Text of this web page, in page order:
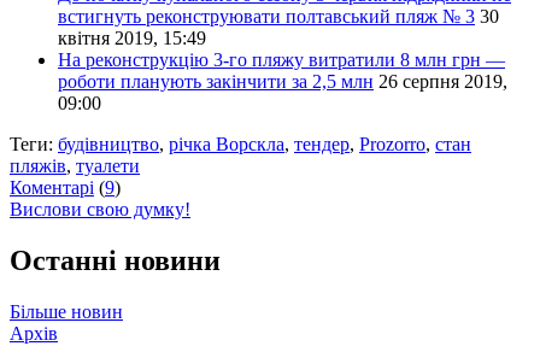
встигнуть реконструювати полтавський пляж № 3 30
квітня 2019, 15:49
На реконструкцію 3-го пляжу витратили 8 млн грн —
роботи планують закінчити за 2,5 млн 26 серпня 2019,
09:00
Теги: будівництво, річка Ворскла, тендер, Prozorro, стан
пляжів, туалети
Коментарі (9)
Вислови свою думку!
Останні новини
Більше новин
Архів